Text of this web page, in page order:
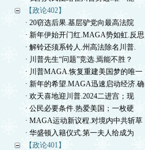
【政论402】
· 20窃选后果.基层驴党向最高法院
· 新年伊始开门红.MAGA势如虹.反思
· 解铃还须系铃人.州高法除名川普.
· 川普先生“问题”竞选.焉能不胜？
· 川普MAGA.恢复重建美国梦的唯一
· 新年的希望.MAGA迅速启动经济.确
· 欢天喜地迎川普.2024二进宫；现
· 公民必要条件.热爱美国；一枚硬
· MAGA运动新议程.对境内中共斩草
· 华盛顿入籍仪式.第一夫人给成为
【政论401】